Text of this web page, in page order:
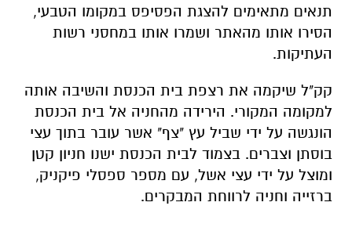
תנאים מתאימים להצגת הפסיפס במקומו הטבעי,
הסירו אותו מהאתר ושמרו אותו במחסני רשות
העתיקות.
קק"ל שיקמה את רצפת בית הכנסת והשיבה אותה
למקומה המקורי. הירידה מהחניה אל בית הכנסת
הונגשה על ידי שביל עץ "צף" אשר עובר בתוך עצי
בוסתן וצברים. בצמוד לבית הכנסת ישנו חניון קטן
ומוצל על ידי עצי אשל, עם מספר ספסלי פיקניק,
ברזייה וחניה לרווחת המבקרים.